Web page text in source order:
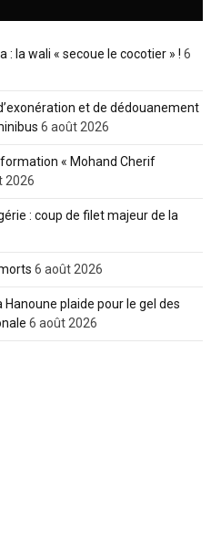
la wali « secoue le cocotier » ! 6
et de dédouanement
6 août 2026
« Mohand Cherif
2026
: coup de filet majeur de la
6 août 2026
Hanoune plaide pour le gel des
6 août 2026